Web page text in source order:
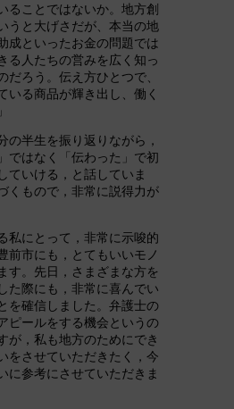
ることではないか。地方創
うと大げさだが、本当の地
成といったお金の問題では
る人たちの営みを広く知っ
だろう。伝え方ひとつで、
いる商品が輝き出し、働く
の半生を振り返りながら，
ではなく「伝わった」で初
ていける，と話していま
くもので，非常に説得力が
私にとって，非常に示唆的
前市にも，とてもいいモノ
す。先日，さまざまな方を
た際にも，非常に喜んでい
を確信しました。弁護士の
ピールをする機会というの
が，私も地方のためにでき
をさせていただきたく，今
に参考にさせていただきま